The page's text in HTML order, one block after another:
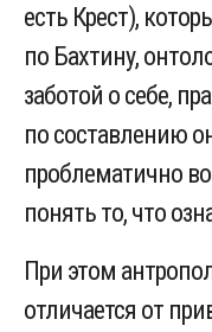
есть Крест),
по Бахтину,
заботой о себе,
по составлению
проблематично
понять то, что
При этом
отличается от